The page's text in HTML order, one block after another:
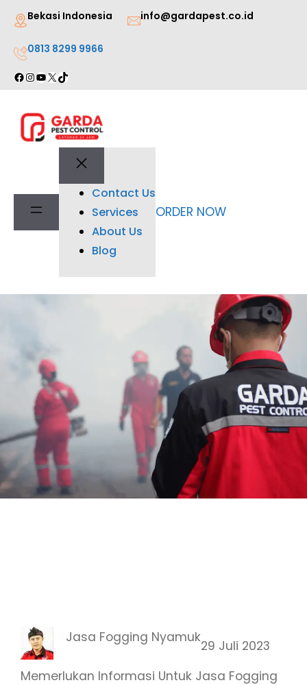
Lewati
konten
Bekasi Indonesia info@gardapest.co.id
0813 8299 9966
Facebook
Instagram
YouTube
X TikTok
Contact Us
Services
About Us
Blog
ORDER NOW
Jasa Fogging Nyamuk
29 Juli 2023
Memerlukan Informasi Untuk Jasa Fogging